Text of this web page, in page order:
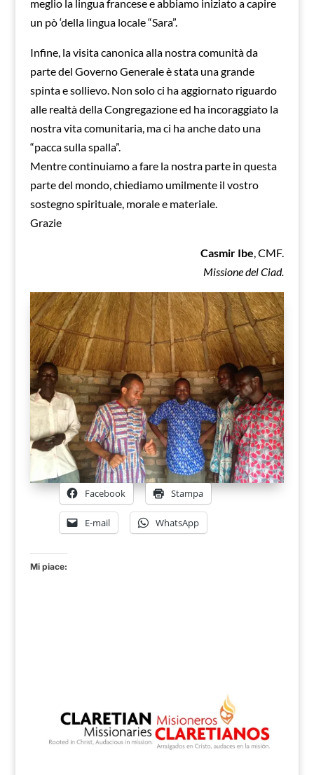
meglio la lingua francese e abbiamo iniziato a capire
un pò ‘della lingua locale “Sara”.
Infine, la visita canonica alla nostra comunità da
parte del Governo Generale è stata una grande
spinta e sollievo. Non solo ci ha aggiornato riguardo
alle realtà della Congregazione ed ha incoraggiato la
nostra vita comunitaria, ma ci ha anche dato una
“pacca sulla spalla”.
Mentre continuiamo a fare la nostra parte in questa
parte del mondo, chiediamo umilmente il vostro
sostegno spirituale, morale e materiale.
Grazie
Casmir Ibe, CMF.
Missione del Ciad.
Facebook Stampa
E-mail WhatsApp
Mi piace: